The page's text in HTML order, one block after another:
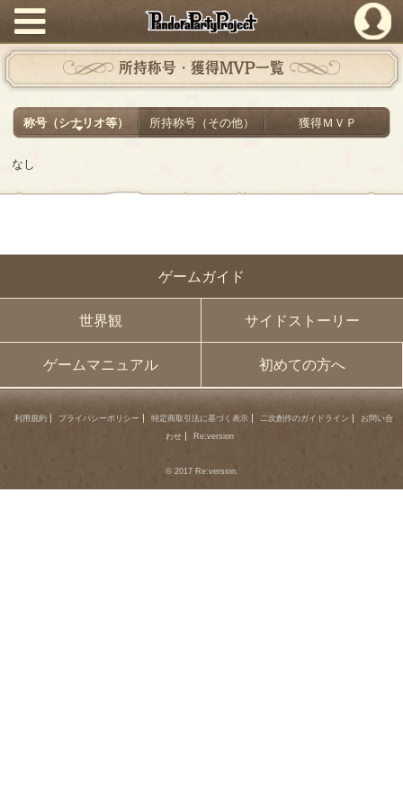
PandoraPartyProject
ゲームガイド
世界観 サイドストーリー
ゲームマニュアル 初めての方へ
所持称号・獲得MVP一覧
称号（シナリオ等） 所持称号（その他） 獲得ＭＶＰ
なし
利用規約 プライバシーポリシー 特定商取引法に基づく表示 二次創作のガイドライン
お問い合
わせ
Re:version
© 2017 Re:version.